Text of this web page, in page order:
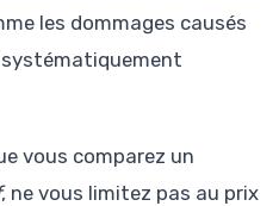
les dommages causés
vous comparez un
, ne vous limitez pas au prix